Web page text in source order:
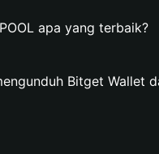
apa yang terbaik?
Bitget Wallet